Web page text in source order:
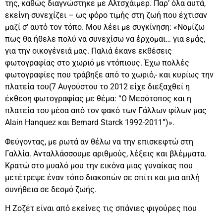
της, καθώς διαγνώστηκε με Αλτσχάιμερ. Παρ’ όλα αυτά,
εκείνη συνεχίζει – ως φόρο τιμής στη ζωή που έχτισαν
μαζί σ’ αυτό τον τόπο. Μου λέει με συγκίνηση: «Νομίζω
πως θα ήθελε πολύ να συνεχίσω να έρχομαι… για εμάς,
για την οικογένειά μας. Παλιά έκανε εκθέσεις
φωτογραφίας στο χωριό με ντόπιους. Έχω πολλές
φωτογραφίες που τράβηξε από το χωριό,- και κυρίως την
πλατεία του(7 Aυγούστου το 2012 είχε διεξαχθεί η
έκθεση φωτογραφίας με θέμα: “Ο Μεσότοπος και η
πλατεία του μέσα από τον φακό των Γάλλων φίλων μας
Alain Hanquez και Bernard Starck 1992-2011”)».
Φεύγοντας, με ρωτά αν θέλω να την επισκεφτώ στη
Γαλλία. Ανταλλάσσουμε αριθμούς, λέξεις και βλέμματα.
Κρατώ στο μυαλό μου την εικόνα μιας γυναίκας που
μετέτρεψε έναν τόπο διακοπών σε σπίτι και μια απλή
συνήθεια σε δεσμό ζωής.
Η Ζοζέτ είναι από εκείνες τις σπάνιες φιγούρες που